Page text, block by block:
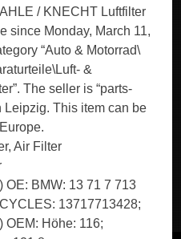
/ KNECHT Luftfilter
since Monday, March 11,
“Auto & Motorrad\
&
The seller is “parts-
Leipzig. This item can be
Air Filter
OE: BMW: 13 71 7 713
13717713428;
OEM: Höhe: 116;